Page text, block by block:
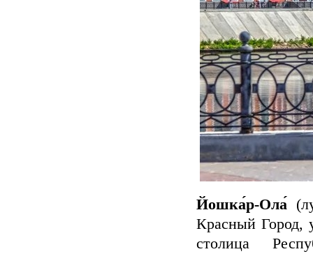
Йошка́р-Ола́
Красный Город,
столица